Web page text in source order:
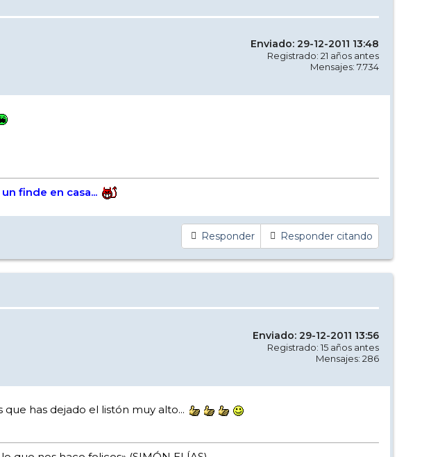
Enviado: 29-12-2011 13:48
Registrado: 21 años antes
Mensajes: 7.734
finde en casa...
Responder Responder citando
Enviado: 29-12-2011 13:56
Registrado: 15 años antes
Mensajes: 286
que has dejado el listón muy alto...